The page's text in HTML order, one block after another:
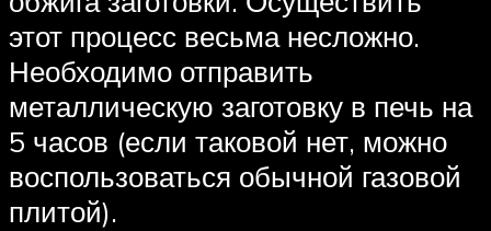
этот процесс весьма несложно.
Необходимо отправить
металлическую заготовку в печь на
5 часов (если таковой нет, можно
воспользоваться обычной газовой
плитой).